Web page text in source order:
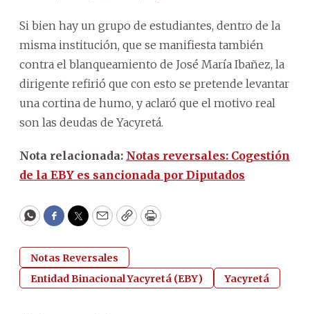
Si bien hay un grupo de estudiantes, dentro de la
misma institución, que se manifiesta también
contra el blanqueamiento de José María Ibañez, la
dirigente refirió que con esto se pretende levantar
una cortina de humo, y aclaró que el motivo real
son las deudas de Yacyretá.
Nota relacionada: Notas reversales: Cogestión
de la EBY es sancionada por Diputados
WhatsApp
Facebook
Twitter
EmailCopyPrint
Notas Reversales
Entidad Binacional Yacyretá (EBY)
Yacyretá